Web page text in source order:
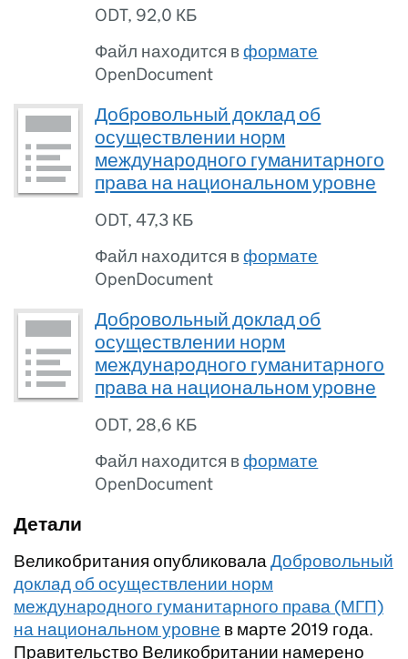
ODT, 92,0 КБ
Файл находится вформате
OpenDocument
Добровольный доклад об
осуществлении норм
международного гуманитарного
права на национальном уровне
ODT,47,3 КБ
Файл находится вформате
OpenDocument
Добровольный доклад об
осуществлении норм
международного гуманитарного
права на национальном уровне
ODT, 28,6 КБ
Файл находится вформате
OpenDocument
Детали
Великобритания опубликовалаДобровольный
доклад об осуществлении норм
международного гуманитарного права (МГП)
на национальном уровне в марте 2019 года.
Правительство Великобритании намерено